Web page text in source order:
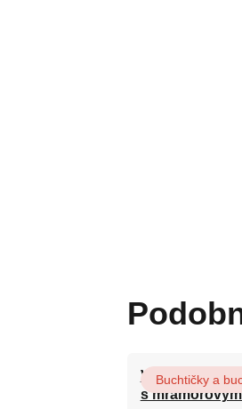
Vláčná
s
Buchtičky a